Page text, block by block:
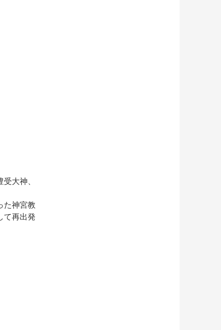
大神、
た神宮教
て再出発